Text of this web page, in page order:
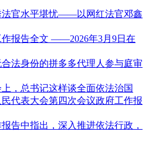
法官水平堪忧——以网红法官邓鑫
作报告全文 ——2026年3月9日在
法身份的拼多多代理人参与庭审
，总书记这样谈全面依法治国
代表大会第四次会议政府工作报
告中指出，深入推进依法行政，